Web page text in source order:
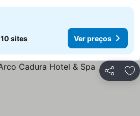
10 sites Ver preços
Partilhar